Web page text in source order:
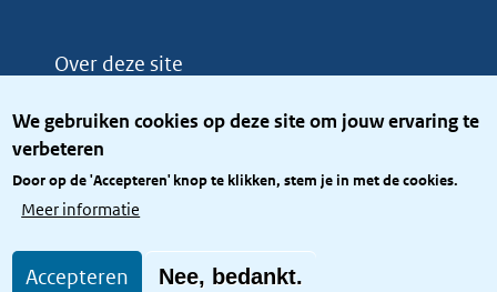
We gebruiken cookies op deze site om jouw ervaring te
verbeteren
Door op de 'Accepteren' knop te klikken, stem je in met de cookies.
Meer informatie
Accepteren Nee, bedankt.
Over deze site
Privacy
Toegang site openbaar
Toegankelijkheid